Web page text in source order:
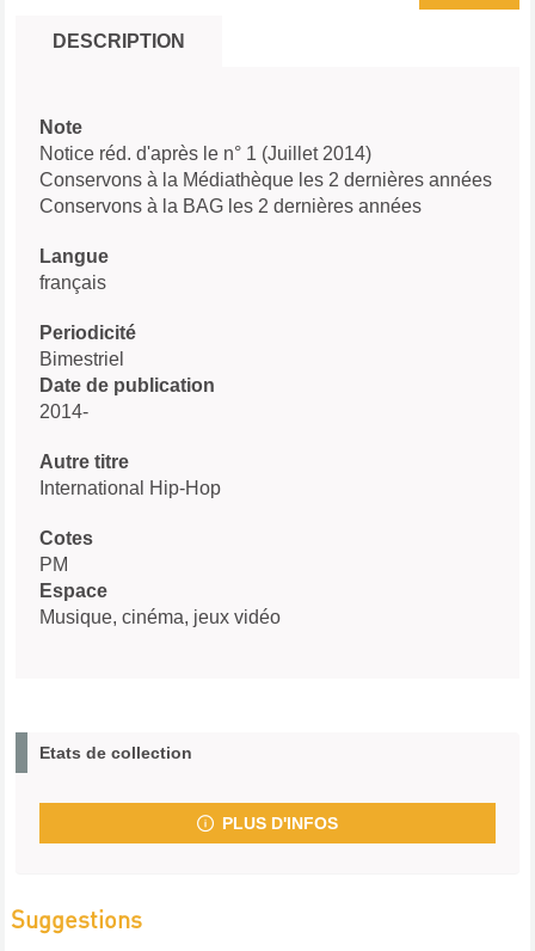
DESCRIPTION
Note
Notice réd. d'après le n° 1 (Juillet 2014)
Conservons à la Médiathèque les 2 dernières années
Conservons à la BAG les 2 dernières années
Langue
français
Periodicité
Bimestriel
Date de publication
2014-
Autre titre
International Hip-Hop
Cotes
PM
Espace
Musique, cinéma, jeux vidéo
Etats de collection
PLUS D'INFOS
Suggestions